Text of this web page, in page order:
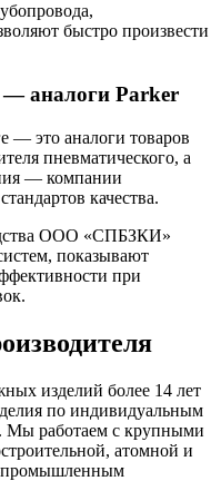
быстро произвести
— аналоги Parker
— это аналоги товаров
пневматического, а
— компании
качества.
ООО «СПБЗКИ»
показывают
при
изделий более 14 лет
по индивидуальным
Мы работаем с крупными
атомной и
промышленным